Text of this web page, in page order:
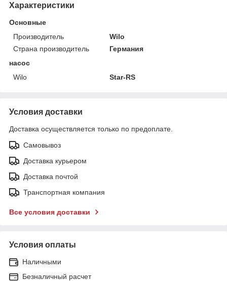
Характеристики
Основные
Производитель
Wilo
Страна производитель
Германия
насос
Wilo
Star-RS
Условия доставки
Доставка осуществляется только по предоплате.
Самовывоз
Доставка курьером
Доставка почтой
Транспортная компания
Все условия доставки
Условия оплаты
Наличными
Безналичный расчет